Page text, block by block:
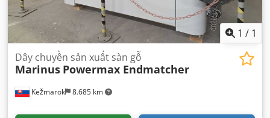
1 / 1
Kežmarok 8.685 km
Dây chuyền sản xuất sàn gỗ
Marinus Powermax Endmatcher